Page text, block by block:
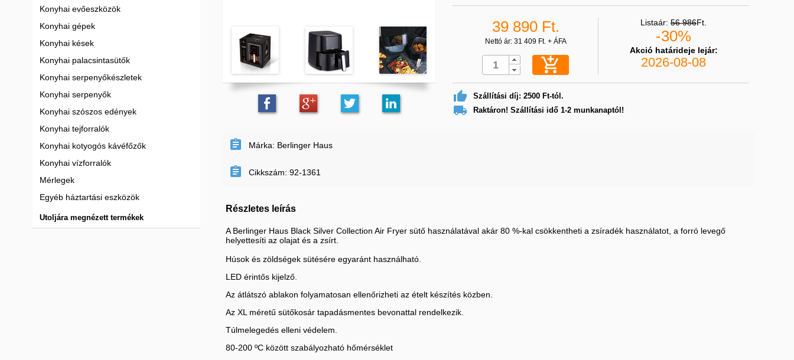
Konyhai evőeszközök
Konyhai gépek
Konyhai kések
Konyhai palacsintasütők
Konyhai serpenyőkészletek
Konyhai serpenyők
Konyhai szószos edények
Konyhai tejforralók
Konyhai kotyogós kávéfőzők
Konyhai vízforralók
Mérlegek
Egyéb háztartási eszközök
Utoljára megnézett termékek
39 890 Ft.
Nettó ár: 31 409 Ft. + ÁFA

Listaár: 56 986Ft.
-30%
Akció határideje lejár:
2026-08-08
 Szállítási díj: 2500 Ft-tól.
 Raktáron! Szállítási idő 1-2 munkanaptól!
 Márka: Berlinger Haus
 Cikkszám: 92-1361
Részletes leírás
A Berlinger Haus Black Silver Collection Air Fryer sütő használatával akár 80 %-kal csökkentheti a zsíradék használatot, a forró levegő
helyettesíti az olajat és a zsírt.
Húsok és zöldségek sütésére egyaránt használható.
LED érintős kijelző.
Az átlátszó ablakon folyamatosan ellenőrizheti az ételt készítés közben.
Az XL méretű sütőkosár tapadásmentes bevonattal rendelkezik.
Túlmelegedés elleni védelem.
80-200 ºC között szabályozható hőmérséklet